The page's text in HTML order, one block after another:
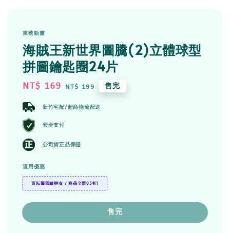
東映動畫
海賊王新世界圖騰(2)立體球型
拼圖鑰匙圈24片
Sale
NT$ 169 Regular
NT$ 199 售完
新竹宅配/超商物流配送
安全支付
公司貨正品保證
適用優惠
百耘圖回饋拼友 / 商品全面85折!
售完